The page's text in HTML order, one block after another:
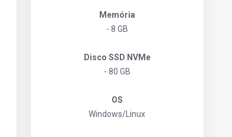
Memória
- 8 GB
Disco SSD NVMe
- 80 GB
OS
Windows/Linux